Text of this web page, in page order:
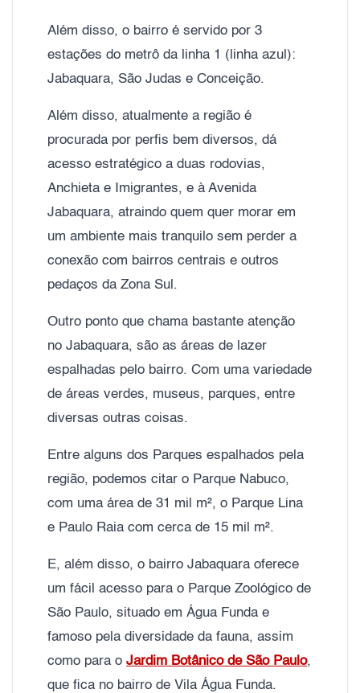
Além disso, o bairro é servido por 3
estações do metrô da linha 1 (linha azul):
Jabaquara, São Judas e Conceição.
Além disso, atualmente a região é
procurada por perfis bem diversos, dá
acesso estratégico a duas rodovias,
Anchieta e Imigrantes, e à Avenida
Jabaquara, atraindo quem quer morar em
um ambiente mais tranquilo sem perder a
conexão com bairros centrais e outros
pedaços da Zona Sul.
Outro ponto que chama bastante atenção
no Jabaquara, são as áreas de lazer
espalhadas pelo bairro. Com uma variedade
de áreas verdes, museus, parques, entre
diversas outras coisas.
Entre alguns dos Parques espalhados pela
região, podemos citar o Parque Nabuco,
com uma área de 31 mil m², o Parque Lina
e Paulo Raia com cerca de 15 mil m².
E, além disso, o bairro Jabaquara oferece
um fácil acesso para o Parque Zoológico de
São Paulo, situado em Água Funda e
famoso pela diversidade da fauna, assim
como para o Jardim Botânico de São Paulo,
que fica no bairro de Vila Água Funda.